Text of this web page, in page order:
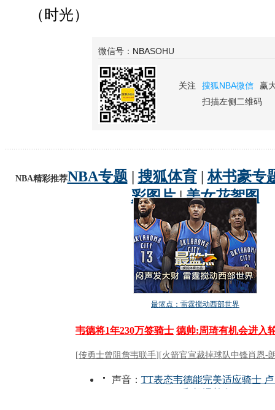
（时光）
微信号： NBASOHU
关注 搜狐NBA微信
赢
扫描左侧二维码